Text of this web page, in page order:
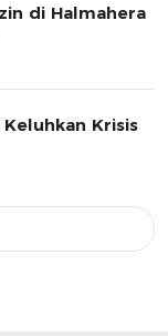
di Halmahera
Keluhkan Krisis